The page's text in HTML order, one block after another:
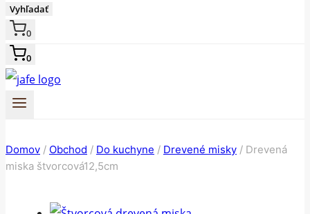
Vyhľadať
0
0
Domov / Obchod / Do kuchyne / Drevené misky / Drevená
miska štvorcová12,5cm